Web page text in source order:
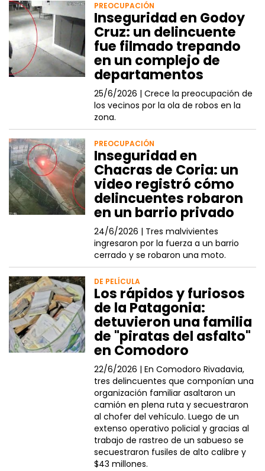
PREOCUPACIÓN
Inseguridad en Godoy
Cruz: un delincuente
fue filmado trepando
en un complejo de
departamentos
25/6/2026 |Crece la preocupación de
los vecinos por la ola de robos en la
zona.
PREOCUPACIÓN
Inseguridad en
Chacras de Coria: un
video registró cómo
delincuentes robaron
en un barrio privado
24/6/2026 | Tres malvivientes
ingresaron por la fuerza a un barrio
cerrado y se robaron una moto.
DE PELÍCULA
Los rápidos y furiosos
de la Patagonia:
detuvieron una familia
de "piratas del asfalto"
en Comodoro
22/6/2026 |En Comodoro Rivadavia,
tres delincuentes que componían una
organización familiar asaltaron un
camión en plena ruta y secuestraron
al chofer del vehículo. Luego de un
extenso operativo policial y gracias al
trabajo de rastreo de un sabueso se
secuestraron fusiles de alto calibre y
$43 millones.